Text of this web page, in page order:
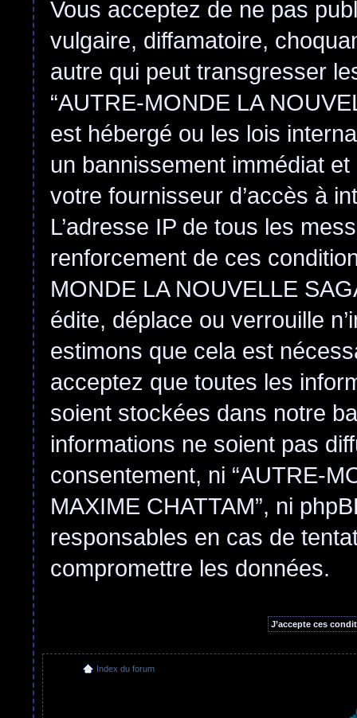
Vous acceptez de ne pas
vulgaire, diffamatoire,
autre qui peut transgresser
“AUTRE-MONDE LA
est hébergé ou les lois
un bannissement immédiat
votre fournisseur d’accès à
L’adresse IP de tous les
renforcement de ces
MONDE LA NOUVELLE
édite, déplace ou verrouille
estimons que cela est
acceptez que toutes les
soient stockées dans notre
informations ne soient pas
consentement, ni “AUTRE-
MAXIME CHATTAM”, ni
responsables en cas de
compromettre les données.
Index du forum